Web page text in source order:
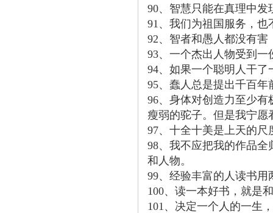
90、智慧只能在真理中发
91、我们为祖国服务，
92、智者和愚人都没有
93、一个杰出人物受到
94、如果一个聪明人干
95、蠢人总是提出千百
96、身体对创造力至少
瘦弱的驼子。但是我宁
97、十全十美是上天的
98、我不应把我的作品
和人物。
99、经验丰富的人读书
100、读一本好书，就是
101、决定一个人的一生